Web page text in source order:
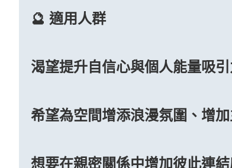
🔮 適用人群
渴望提升自信心與個人能量吸引
希望為空間增添浪漫氛圍、增
想要在親密關係中增加彼此連